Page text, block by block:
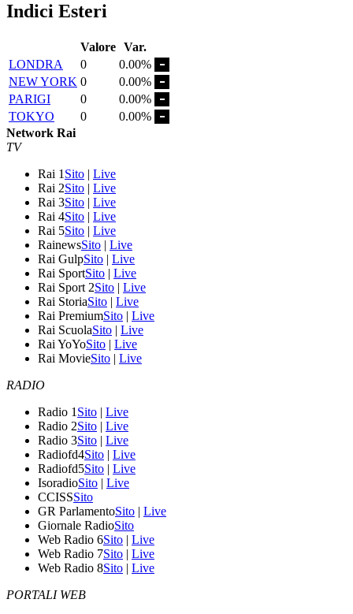
Indici Esteri
Valore Var.
LONDRA
0
0.00%
NEW YORK 0
0.00%
PARIGI
0
0.00%
TOKYO
0
0.00%
Network Rai
TV
Rai 1 Sito | Live
Rai 2Sito | Live
Rai 3Sito | Live
Rai 4Sito | Live
Rai 5Sito | Live
RainewsSito | Live
Rai GulpSito | Live
Rai SportSito | Live
Rai Sport 2Sito | Live
Rai StoriaSito | Live
Rai PremiumSito | Live
Rai ScuolaSito | Live
Rai YoYoSito | Live
Rai MovieSito | Live
RADIO
Radio 1 Sito | Live
Radio 2Sito | Live
Radio 3Sito | Live
Radiofd4Sito | Live
Radiofd5Sito | Live
IsoradioSito | Live
CCISSSito
GR ParlamentoSito | Live
Giornale RadioSito
Web Radio 6Sito | Live
Web Radio 7Sito | Live
Web Radio 8Sito | Live
PORTALI WEB